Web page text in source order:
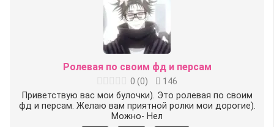
Ролевая по своим фд и персам
0 (0)
146
Приветствую вас мои булочки). Это ролевая по своим
фд и персам. Желаю вам приятной ролки мои дорогие).
Можно- Нел